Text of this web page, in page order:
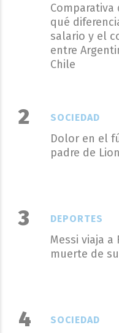
Comparativa
qué
salario y el
entre
Chile
Dolor en el
padre de
SOCIEDAD
Messi viaja a
muerte de
DEPORTES
SOCIEDAD